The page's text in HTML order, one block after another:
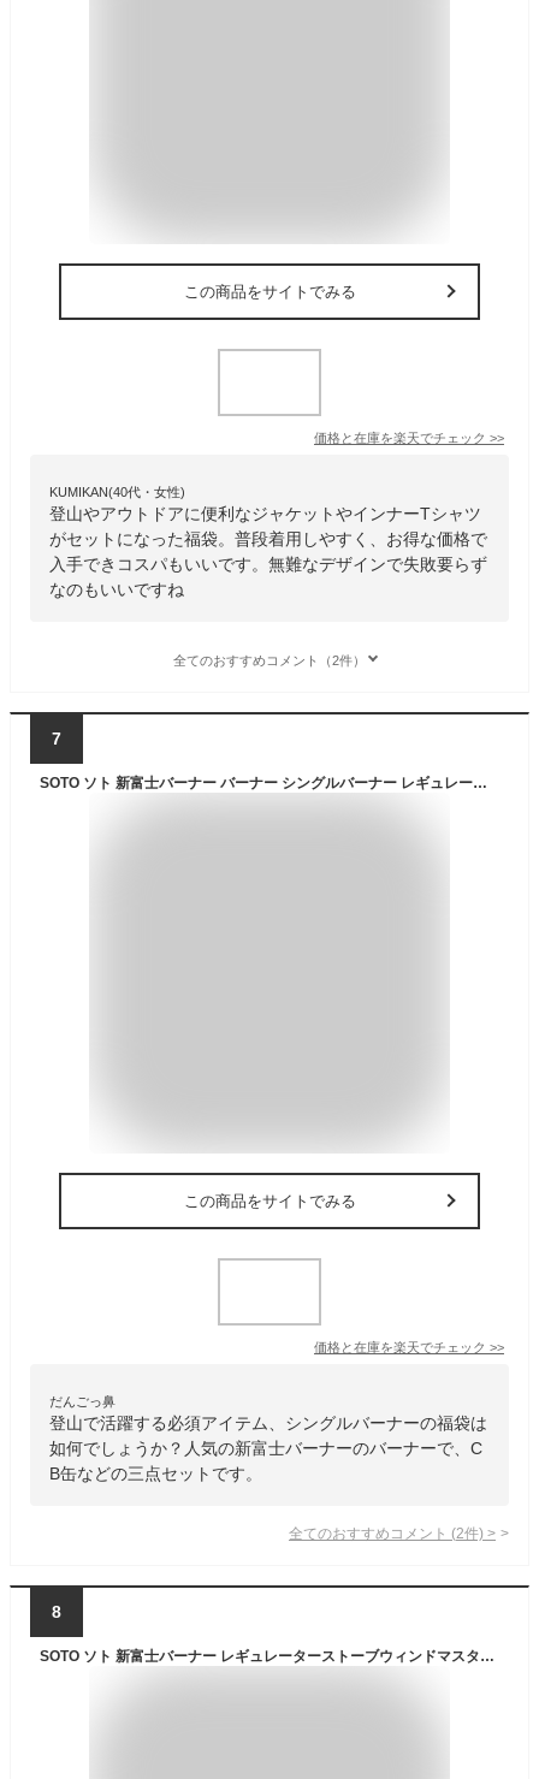
この商品をサイトでみる
価格と在庫を楽天でチェック >>
KUMIKAN(40代・女性)
登山やアウトドアに便利なジャケットやインナーTシャツ
がセットになった福袋。普段着用しやすく、お得な価格で
入手できコスパもいいです。無難なデザインで失敗要らず
なのもいいですね
全てのおすすめコメント（2件）
7
SOTO ソト 新富士バーナー バーナー シングルバーナー レギュレーターストーブ ST-340&ホットサンドメーカー&レギュラーガスCB缶1本ST-700の3点セット アウトドア・キャンプ用品 ST-340 ST-952 ST-700(1本) 福袋
この商品をサイトでみる
価格と在庫を楽天でチェック >>
だんごっ鼻
登山で活躍する必須アイテム、シングルバーナーの福袋は
如何でしょうか？人気の新富士バーナーのバーナーで、C
B缶などの三点セットです。
全てのおすすめコメント (2件) >
8
SOTO ソト 新富士バーナー レギュレーターストーブウィンドマスター SOD-310 パワーガス SOD-725T ゴトク SOD-461 シェラカップ ST-SC20 4点セット ウインドマスター ストーブ シングル シングルバーナー 福袋 セット